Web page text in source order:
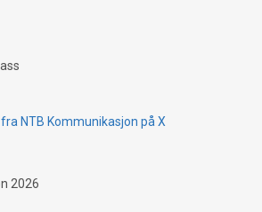
NTB Kommunikasjon på X
2026